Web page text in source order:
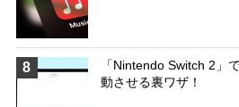
8
「Nintendo Switch 2」
動させる裏ワザ！